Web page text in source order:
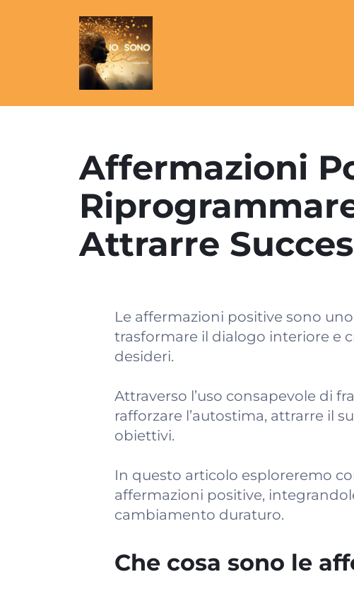
Affermazioni
Attrarre
Le affermazioni positive sono
trasformare il dialogo interiore e
desideri.
Attraverso l’uso consapevole di
rafforzare l’autostima, attrarre il
obiettivi.
In questo articolo esploreremo
affermazioni positive,
cambiamento duraturo.
Che cosa sono le